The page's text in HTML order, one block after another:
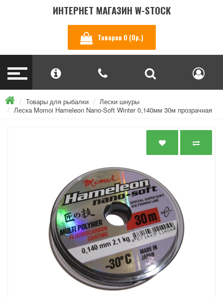
ИНТЕРНЕТ МАГАЗИН W-STOCK
Товаров 0 (0р.)
Товары для рыбалки
Лески шнуры
Леска Momoi Hameleon Nano-Soft Winter 0,140мм 30м прозрачная